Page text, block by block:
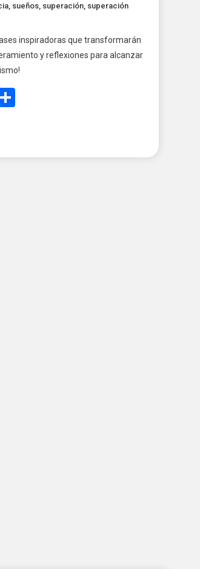
sueños superación superación
inspiradoras que transformarán
y reflexiones para alcanzar